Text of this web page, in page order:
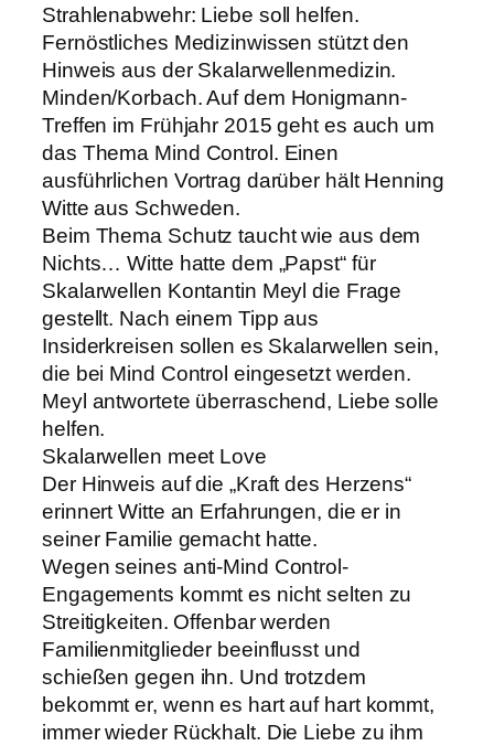
Strahlenabwehr: Liebe soll helfen.
Fernöstliches Medizinwissen stützt den
Hinweis aus der Skalarwellenmedizin.
Minden/Korbach. Auf dem Honigmann-
Treffen im Frühjahr 2015 geht es auch um
das Thema Mind Control. Einen
ausführlichen Vortrag darüber hält Henning
Witte aus Schweden.
Beim Thema Schutz taucht wie aus dem
Nichts… Witte hatte dem „Papst“ für
Skalarwellen Kontantin Meyl die Frage
gestellt. Nach einem Tipp aus
Insiderkreisen sollen es Skalarwellen sein,
die bei Mind Control eingesetzt werden.
Meyl antwortete überraschend, Liebe solle
helfen.
Skalarwellen meet Love
Der Hinweis auf die „Kraft des Herzens“
erinnert Witte an Erfahrungen, die er in
seiner Familie gemacht hatte.
Wegen seines anti-Mind Control-
Engagements kommt es nicht selten zu
Streitigkeiten. Offenbar werden
Familienmitglieder beeinflusst und
schießen gegen ihn. Und trotzdem
bekommt er, wenn es hart auf hart kommt,
immer wieder Rückhalt. Die Liebe zu ihm